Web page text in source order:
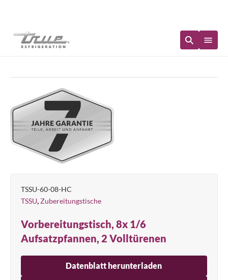
TSSU-60-08-HC
TSSU Zubereitungstische
Vorbereitungstisch, 8x 1/6
Aufsatzpfannen, 2 Volltürenen
Datenblatt herunterladen